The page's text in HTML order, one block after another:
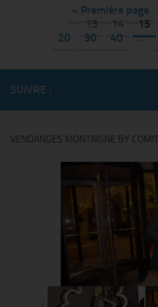
« Première page
13
14 15
20
30 40 …
SUIVRE :
VENDANGES MONTAIGNE BY